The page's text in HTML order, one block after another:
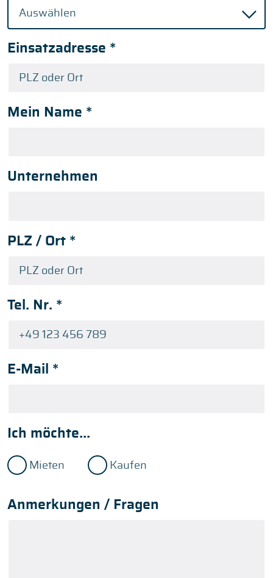
Einsatzadresse *
Mein Name *
Unternehmen
PLZ / Ort *
Tel. Nr. *
E-Mail *
Ich möchte...
Mieten Kaufen
Anmerkungen / Fragen